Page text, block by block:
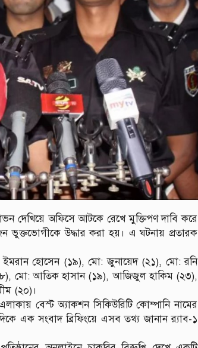
দেখিয়ে অফিসে আটকে রেখে মুক্তিপণ দাবি করে
ভুক্তভোগীকে উদ্ধার করা হয়। এ ঘটনায় প্রতারক
হোসেন (১৯), মো: জুনায়েদ (২১), মো: রনি
মো: আতিক হাসান (১৯), আজিজুল হাকিম (২৩),
(২০)।
বেস্ট অ্যাকশন সিকিউরিটি কোম্পানি নামের
এক সংবাদ ব্রিফিংয়ে এসব তথ্য জানান র‌্যাব-১